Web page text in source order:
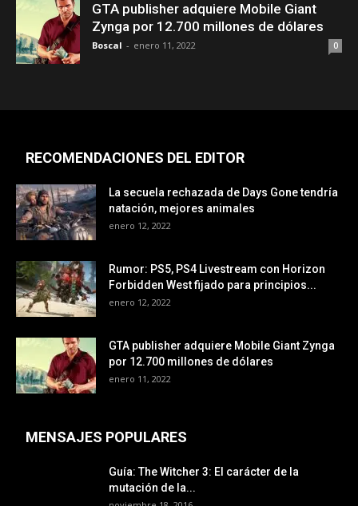
GTA publisher adquiere Mobile Giant
Zynga por 12.700 millones de dólares
Boscal - enero 11, 2022 0
RECOMENDACIONES DEL EDITOR
La secuela rechazada de Days Gone tendría
natación, mejores animales
enero 12, 2022
Rumor: PS5, PS4 Livestream con Horizon
Forbidden West fijado para principios...
enero 12, 2022
GTA publisher adquiere Mobile Giant Zynga
por 12.700 millones de dólares
enero 11, 2022
MENSAJES POPULARES
Guía: The Witcher 3: El carácter de la
mutación de la...